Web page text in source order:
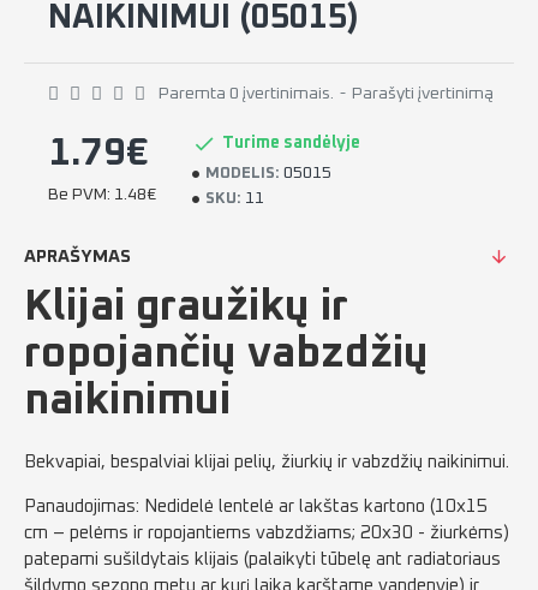
NAIKINIMUI (05015)
Paremta 0 įvertinimais. - Parašyti įvertinimą
1.79€
Be PVM: 1.48€
Turime sandėlyje
MODELIS: 05015
SKU: 11
APRAŠYMAS
Klijai graužikų ir
ropojančių vabzdžių
naikinimui
Bekvapiai, bespalviai klijai pelių, žiurkių ir vabzdžių naikinimui.
Panaudojimas: Nedidelė lentelė ar lakštas kartono (10x15
cm – pelėms ir ropojantiems vabzdžiams; 20x30 - žiurkėms)
patepami sušildytais klijais (palaikyti tūbelę ant radiatoriaus
šildymo sezono metu ar kurį laiką karštame vandenyje) ir